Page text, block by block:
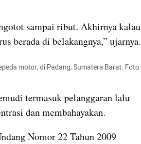
sampai ribut. Akhirnya kalau
berada di belakangnya,” ujarnya.
motor, di Padang, Sumatera Barat. Foto:
termasuk pelanggaran lalu
dan membahayakan.
Nomor 22 Tahun 2009